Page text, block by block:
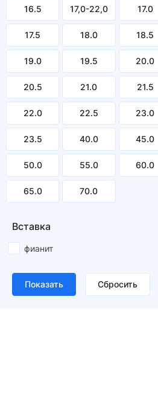
16.5 17,0-22,0 17.0
17.5 18.0 18.5
19.0 19.5 20.0
20.5 21.0 21.5
22.0 22.5 23.0
23.5 40.0 45.0
50.0 55.0 60.0
65.0 70.0
Вставка
фианит